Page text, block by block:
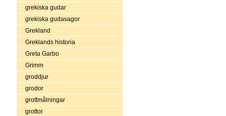
grekiska gudar
grekiska gudasagor
Grekland
Greklands historia
Greta Garbo
Grimm
groddjur
grodor
grottmålningar
grottor